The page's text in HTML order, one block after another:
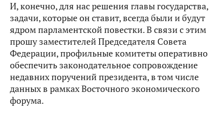
И, конечно, для нас решения главы государства,
задачи, которые он ставит, всегда были и будут
ядром парламентской повестки. В связи с этим
прошу заместителей Председателя Совета
Федерации, профильные комитеты оперативно
обеспечить законодательное сопровождение
недавних поручений президента, в том числе
данных в рамках Восточного экономического
форума.